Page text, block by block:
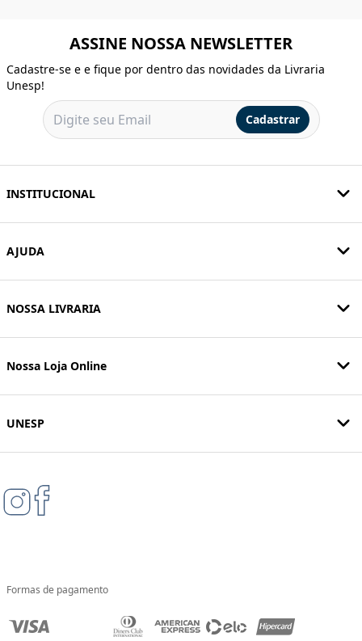
ASSINE NOSSA NEWSLETTER
Cadastre-se e e fique por dentro das novidades da Livraria
Unesp!
Cadastrar
INSTITUCIONAL
AJUDA
NOSSA LIVRARIA
Nossa Loja Online
UNESP
Formas de pagamento